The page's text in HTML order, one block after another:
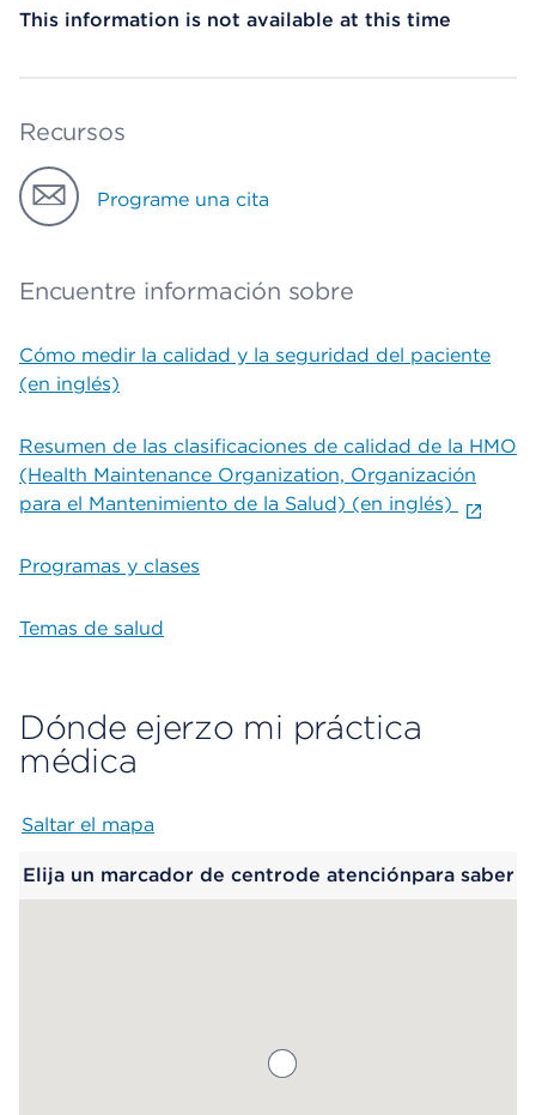
This information is not available at this time
Recursos
Programe una cita
Encuentre información sobre
Cómo medir la calidad y la seguridad del paciente
(en inglés)
Resumen de las clasificaciones de calidad de la HMO
(Health Maintenance Organization, Organización
para el Mantenimiento de la Salud) (en inglés)
Programas y clases
Temas de salud
Dónde ejerzo mi práctica
médica
Saltar el mapa
Elija un marcador de centrode atenciónpara saber